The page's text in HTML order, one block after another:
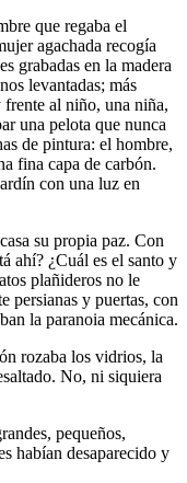
que regaba el
agachada recogía
grabadas en la madera
levantadas; más
al niño, una niña,
una pelota que nunca
de pintura: el hombre,
fina capa de carbón.
con una luz en
su propia paz. Con
ahí? ¿Cuál es el santo y
plañideros no le
persianas y puertas, con
la paranoia mecánica.
rozaba los vidrios, la
No, ni siquiera
pequeños,
habían desaparecido y